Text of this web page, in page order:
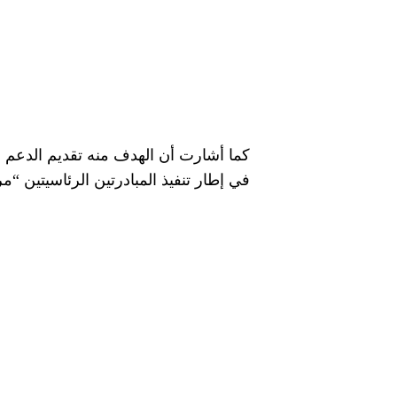
كما أشارت أن الهدف منه تقديم الدعم
في إطار تنفيذ المبادرتين الرئاسيتين